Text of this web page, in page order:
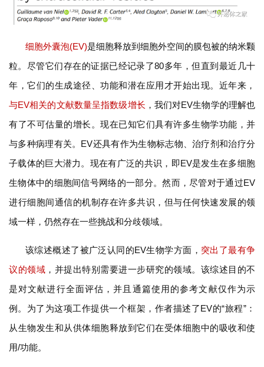
细胞外囊泡(EV)是细胞释放到细胞外空间的膜包被的纳米颗
粒。尽管它们存在的证据已经记录了80多年，但直到最近几十
年，它们的生成途径、功能和潜在应用才开始出现。近年来，
与EV相关的文献数量呈指数级增长 ，我们对EV生物学的理解也
有了不可估量的增长。现在已知它们具有许多生物学功能，并
与多种病理有关。EV还具有作为生物标志物、治疗剂和治疗分
子载体的巨大潜力。现在有广泛的共识，即EV是发生在多细胞
生物体中的细胞间信号网络的一部分。然而，尽管对于通过EV
进行细胞间通信的机制存在许多共识，但与任何快速发展的领
域一样，仍然存在一些挑战和分歧领域。
该综述概述了被广泛认同的EV生物学方面， 突出了最有争
议的领域 ，并提出特别需要进一步研究的领域。该综述目的不
是对文献进行全面评估，并且通篇使用的参考文献仅作为示
例。为了为这项工作提供一个框架，作者描述了EV的“旅程”：
从生物发生和从供体细胞释放到它们在受体细胞中的吸收和使
用/功能。